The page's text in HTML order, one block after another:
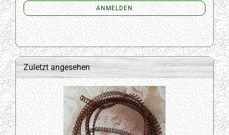
ANMELDUNG
ANMELDEN
Zuletzt angesehen